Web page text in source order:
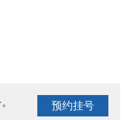
预约挂号